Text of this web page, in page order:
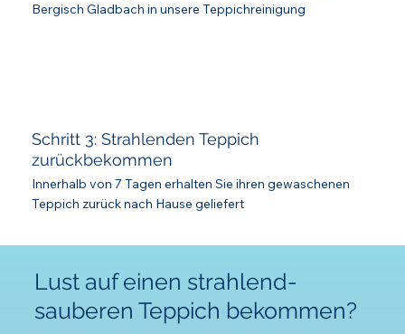
Bergisch Gladbach in unsere Teppichreinigung
Schritt 3: Strahlenden Teppich
zurückbekommen
Innerhalb von 7 Tagen erhalten Sie ihren gewaschenen
Teppich zurück nach Hause geliefert
Lust auf einen strahlend-
sauberen Teppich bekommen?